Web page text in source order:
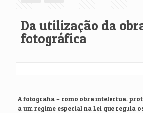
Da utilização da
fotográfica
A fotografia – como obra intelectual
a um regime especial na Lei que regula